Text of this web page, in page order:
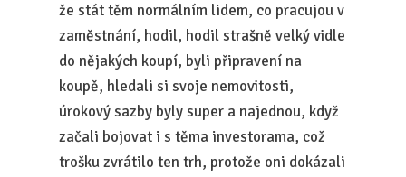
že stát těm normálním lidem, co pracujou v
zaměstnání, hodil, hodil strašně velký vidle
do nějakých koupí, byli připravení na
koupě, hledali si svoje nemovitosti,
úrokový sazby byly super a najednou, když
začali bojovat i s těma investorama, což
trošku zvrátilo ten trh, protože oni dokázali